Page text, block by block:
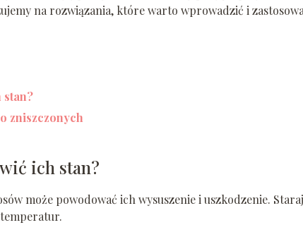
na rozwiązania, które warto wprowadzić i
stan?
zniszczonych
ich stan?
może powodować ich wysuszenie i uszkodzenie.